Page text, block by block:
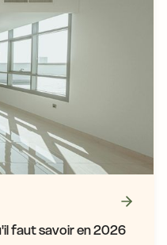
faut savoir en 2026